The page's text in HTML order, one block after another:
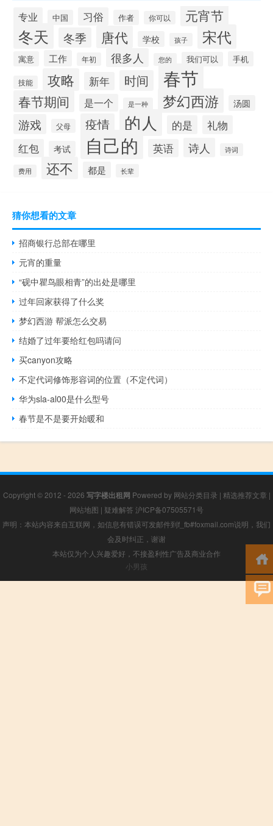
专业 中国 习俗 作者 你可以 元宵节
冬天 冬季 唐代 学校 孩子 宋代
寓意 工作 年初 很多人 您的 我们可以 手机
技能 攻略 新年 时间 春节
春节期间 是一个 是一种 梦幻西游 汤圆
游戏 父母 疫情 的人 的是 礼物
红包 考试 自己的 英语 诗人 诗词
费用 还不 都是 长辈
猜你想看的文章
招商银行总部在哪里
元宵的重量
“砚中瞿鸟眼相青”的出处是哪里
过年回家获得了什么奖
梦幻西游 帮派怎么交易
结婚了过年要给红包吗请问
买canyon攻略
不定代词修饰形容词的位置（不定代词）
华为sla-al00是什么型号
春节是不是要开始暖和
Copyright © 2012 - 2026 写字楼出租网 Powered by 网站分类目录 | 精选推荐文章 |
网站地图 | 疑难解答 沪ICP备07505571号
声明：本站内容来自互联网，如信息有错误可发邮件到f_fb#foxmail.com说明，我们
会及时纠正，谢谢
本站仅为个人兴趣爱好，不接盈利性广告及商业合作
小男孩